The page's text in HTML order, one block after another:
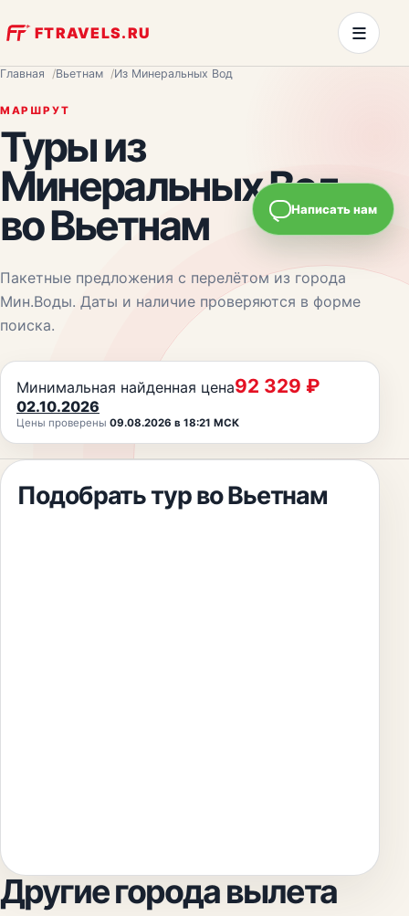
FTRAVELS.RU ≡
Главная Вьетнам Из Минеральных Вод
МАРШРУТ
Туры из
Минеральных Вод
во Вьетнам
Пакетные предложения с перелётом из города
Мин.Воды. Даты и наличие проверяются в форме
поиска.
Минимальная найденная цена92 329 ₽
02.10.2026
Цены проверены 09.08.2026 в 18:21 МСК
Подобрать турво Вьетнам
Другие города вылета
Написать нам